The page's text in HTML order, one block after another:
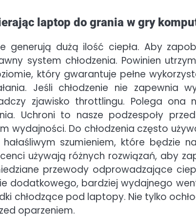
laptop do grania w gry
generują dużą ilość ciepła. Aby
system chłodzenia. Powinien
który gwarantuje pełne
Jeśli chłodzenie nie zapewnia
zjawisko throttlingu. Polega ona
Uchroni to nasze podzespoły
wydajności. Do chłodzenia często
szumieniem, które będzie
używają różnych rozwiązań, aby
przewody odprowadzające
dodatkowego, bardziej wydajnego
chłodzące pod laptopy. Nie tylko
oparzeniem.